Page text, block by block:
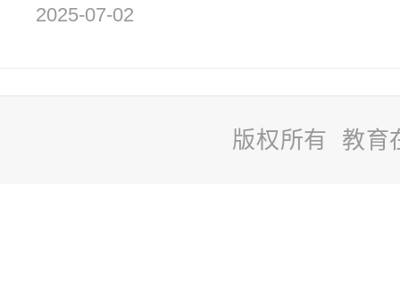
2025-07-02
版权所有 教育